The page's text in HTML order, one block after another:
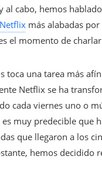
al cabo, hemos
más alabadas
el momento de
toca una tarea más
Netflix se ha
cada viernes uno o
muy predecible que
que llegaron a los
hemos decidido